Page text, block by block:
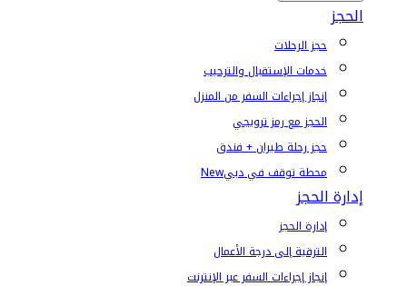
الحجز
حجز الرحلات
خدمات الإستقبال والترحيب
إنجاز إجراءات السفر من المنزل
الحجز مع رمز ترويجي
حجز رحلة طيران + فندق
محطة توقف في دبيNew
إدارة الحجز
إدارة الحجز
الترقية إلى درجة الأعمال
إنجاز إجراءات السفر عبر الإنترنت